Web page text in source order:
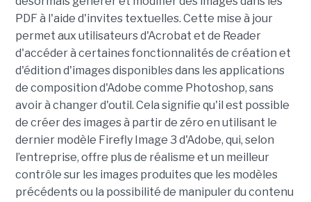
PDF à l'aide d'invites textuelles. Cette mise à jour
permet aux utilisateurs d'Acrobat et de Reader
d'accéder à certaines fonctionnalités de création et
d'édition d'images disponibles dans les applications
de composition d'Adobe comme Photoshop, sans
avoir à changer d'outil. Cela signifie qu'il est possible
de créer des images à partir de zéro en utilisant le
dernier modèle Firefly Image 3 d'Adobe, qui, selon
l’entreprise, offre plus de réalisme et un meilleur
contrôle sur les images produites que les modèles
précédents ou la possibilité de manipuler du contenu